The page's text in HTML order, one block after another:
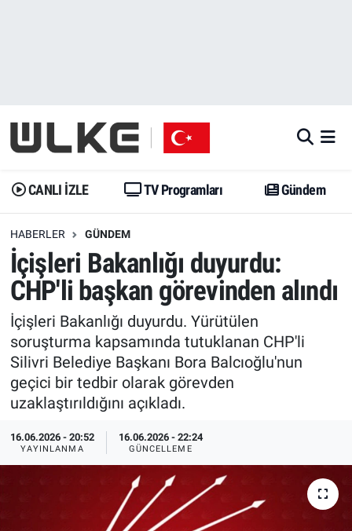
CANLI İZLE TV Programları Gündem
HABERLER GÜNDEM
İçişleri Bakanlığı duyurdu:
CHP'li başkan görevinden alındı
İçişleri Bakanlığı duyurdu. Yürütülen
soruşturma kapsamında tutuklanan CHP'li
Silivri Belediye Başkanı Bora Balcıoğlu'nun
geçici bir tedbir olarak görevden
uzaklaştırıldığını açıkladı.
16.06.2026 - 20:52
YAYINLANMA
16.06.2026 - 22:24
GÜNCELLEME
Gündem
Dünya
Erişim Bilgileri
Ekonomi
Trend
Özel Haberler
Gündem
Trend
Erişim Bilgileri
Spor
Ekonomi
Dünya
İstanbul Namaz Vakitleri
Trafik Durumu
Erişim Bilgileri
Tüm Manşetler
Son Dakika Haberleri
Haber Arşivi